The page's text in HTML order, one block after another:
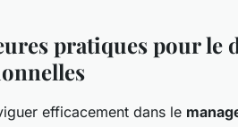
pratiques pour le
efficacement dans le